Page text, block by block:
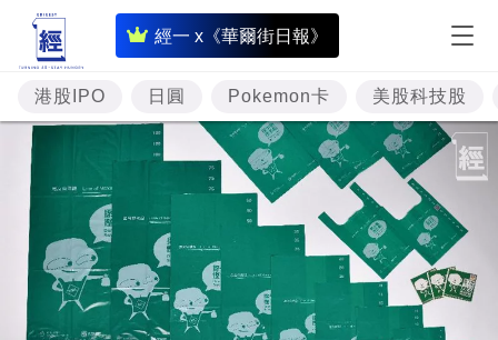
經一 x《華爾街日報》
即
時
財
經
專
資
樓
港股IPO 日圓 Pokemon卡 美股科技股